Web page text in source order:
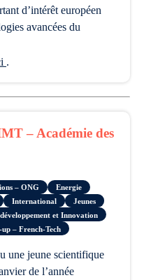
d’intérêt européen
avancées du
.
– Académie des
– ONG
Energie
International
Jeunes
et Innovation
– French-Tech
de l’année